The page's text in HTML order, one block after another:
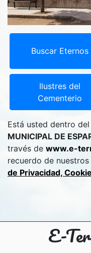
Buscar Eternos
Ilustres del
Cementerio
Está usted dentro
MUNICIPAL DE
través de www.e-
recuerdo de
de Privacidad,
E-